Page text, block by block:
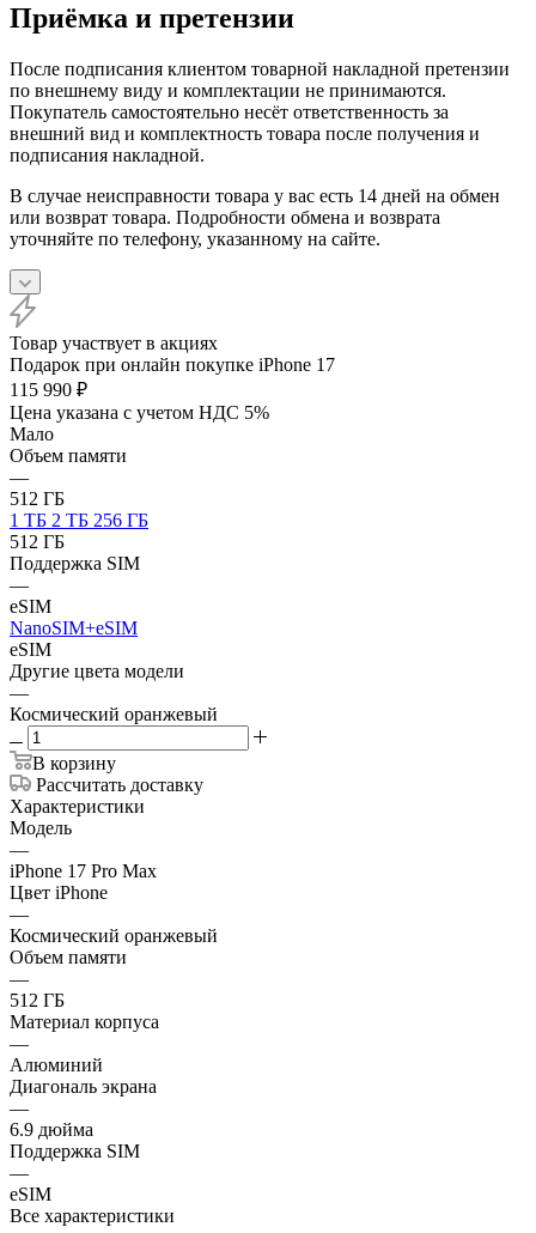
Приёмка и претензии
После подписания клиентом товарной накладной претензии
по внешнему виду и комплектации не принимаются.
Покупатель самостоятельно несёт ответственность за
внешний вид и комплектность товара после получения и
подписания накладной.
В случае неисправности товара у вас есть 14 дней на обмен
или возврат товара. Подробности обмена и возврата
уточняйте по телефону, указанному на сайте.
Товар участвует в акциях
Подарок при онлайн покупке iPhone 17
115 990 ₽
Цена указана с учетом НДС 5%
Мало
Объем памяти
—
512 ГБ
1 ТБ 2 ТБ 256 ГБ
512 ГБ
Поддержка SIM
—
eSIM
NanoSIM+eSIM
eSIM
Другие цвета модели
—
Космический оранжевый
В корзину
Рассчитать доставку
Характеристики
Модель
—
iPhone 17 Pro Max
Цвет iPhone
—
Космический оранжевый
Объем памяти
—
512 ГБ
Материал корпуса
—
Алюминий
Диагональ экрана
—
6.9 дюйма
Поддержка SIM
—
eSIM
Все характеристики